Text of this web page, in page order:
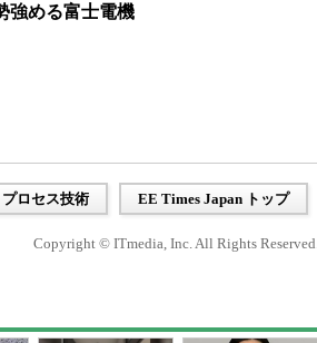
強める富士電機
プロセス技術 EE Times Japan トップ
Copyright © ITmedia, Inc. All Rights Reserved.